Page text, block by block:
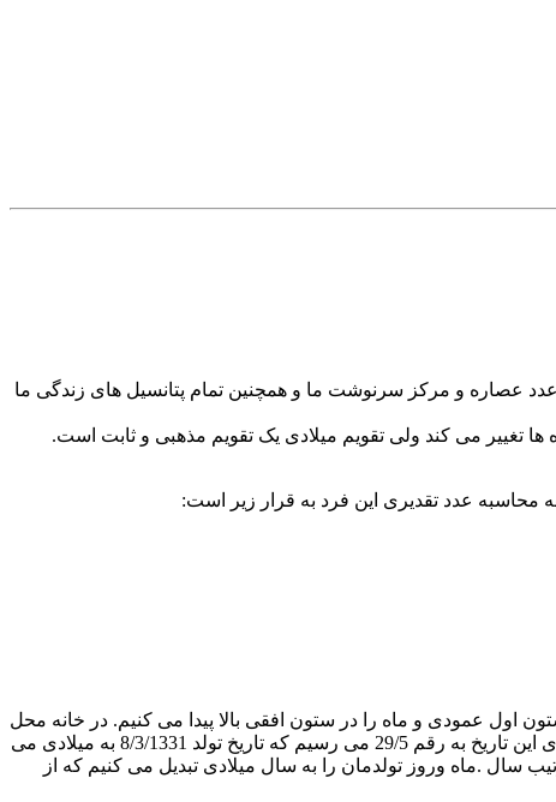
عصاره و مرکز سرنوشت ما و همچنین تمام پتانسیل های زندگی ما
تغییر می کند ولی تقویم میلادی یک تقویم مذهبی و ثابت است.
اول جدول با توجه به سال تولد روز را در ستون اول عمودی و ماه را در ستون افقی بالا پیدا می کنیم. در خانه محل
بر خورد آنان به روز و ماه تولد خودمان به سال میلادی که بت محاسبه و رعایت تمامی سالهای کبیسه به دست امده است پی می بریم.برای این تاریخ به رقم 29/5 می رسیم که تاریخ تولد 8/3/1331 به میلادی می
که در استفاده از جداول امده است به رقم 1338+622=1960 میرسیم و به این ترتیب سال .ماه وروز تولدمان را به سال میلادی تبدیل می کنیم که از